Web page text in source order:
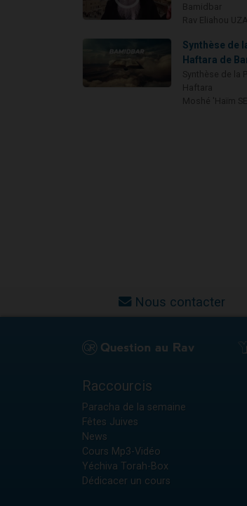
Synthèse de
Haftara de
Nous contacter
Raccourcis
Paracha de la semaine
Fêtes Juives
News
Cours Mp3-Vidéo
Yéchiva Torah-Box
Dédicacer un cours